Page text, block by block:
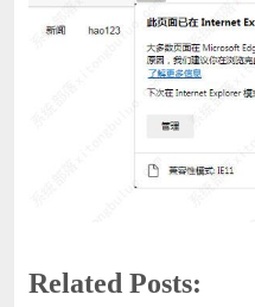
Related Posts: